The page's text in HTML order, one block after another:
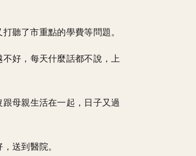
聽了市重點的學費等問題。
不好，每天什麼話都不說，上
母親生活在一起，日子又過
送到醫院。